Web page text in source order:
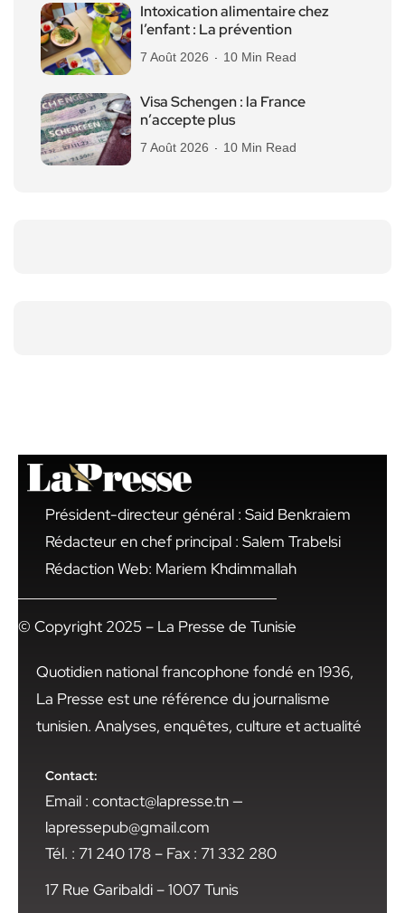
Intoxication alimentaire chez
l’enfant : La prévention
7 Août 2026 10 Min Read
Visa Schengen : la France
n’accepte plus
7 Août 2026 10 Min Read
Président-directeur général : Said Benkraiem
Rédacteur en chef principal : Salem Trabelsi
Rédaction Web: Mariem Khdimmallah
© Copyright 2025 – La Presse de Tunisie
Quotidien national francophone fondé en 1936,
La Presse est une référence du journalisme
tunisien. Analyses, enquêtes, culture et actualité
Contact:
Email : contact@lapresse.tn —
lapressepub@gmail.com
Tél. : 71 240 178 – Fax : 71 332 280
17 Rue Garibaldi – 1007 Tunis